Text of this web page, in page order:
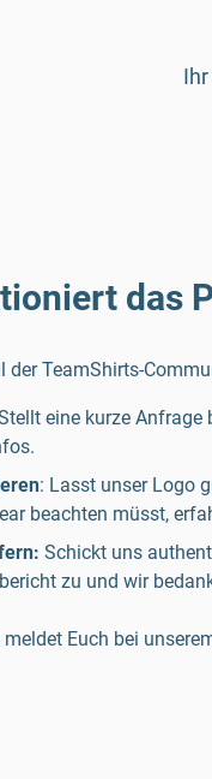
das
der TeamShirts-
eine kurze Anfrage
: Lasst unser Logo
beachten müsst,
Schickt uns
zu und wir
Euch bei